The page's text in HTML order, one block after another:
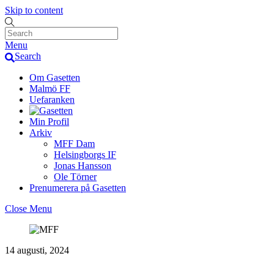
Skip to content
Menu
Search
Om Gasetten
Malmö FF
Uefaranken
Min Profil
Arkiv
MFF Dam
Helsingborgs IF
Jonas Hansson
Ole Törner
Prenumerera på Gasetten
Close Menu
14 augusti, 2024